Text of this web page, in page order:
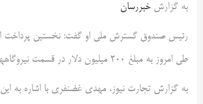
به گزارش خبررسان
رئیس صندوق گسترش ملی او گفت: نخستین پرداخت
طی امروز به مبلغ ۲۰۰ میلیون دلار در قسمت نیروگاههای تجدیدپذیر صورت گرفت.